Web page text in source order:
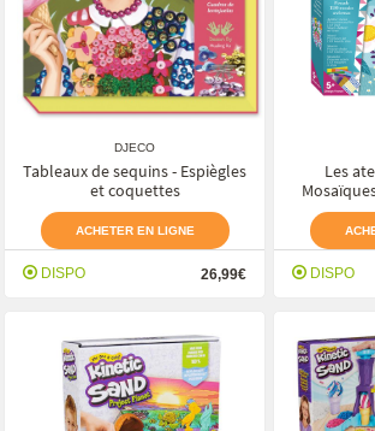
DJECO
Tableaux de sequins - Espiègles
et coquettes
ACHETER EN LIGNE
DISPO 26,99€
Les
DISPO